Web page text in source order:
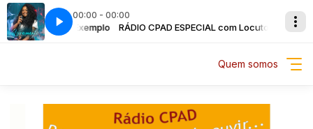
00:00 - 00:00
com Locutor Exemplo RÁDIO CPAD ESPECIAL com Locutor Exemplo
Vitória Souza - Livramento
Quem somos